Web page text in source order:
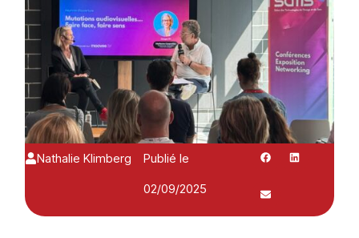
Nathalie Klimberg
Publié le
02/09/2025